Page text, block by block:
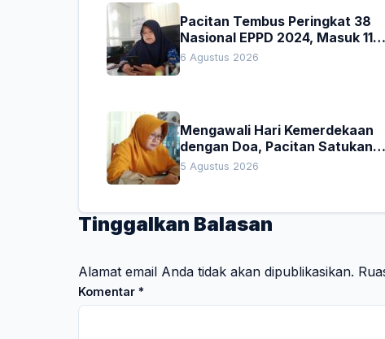
Pacitan Tembus Peringkat 38
Nasional EPPD 2024, Masuk 11
Besar di Jatim
6 Agustus 2026
Mengawali Hari Kemerdekaan
dengan Doa, Pacitan Satukan
Hati untuk Indonesia
5 Agustus 2026
Tinggalkan Balasan
Alamat email Anda tidak akan dipublikasikan.
Komentar *